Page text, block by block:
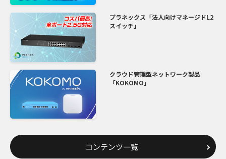
プラネックス「法人向けマネージドL2
スイッチ」
クラウド管理型ネットワーク製品
「KOKOMO」
コンテンツ一覧